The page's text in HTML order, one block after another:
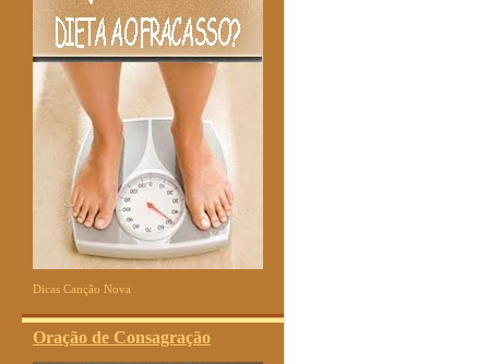
Dicas Canção Nova
Oração de Consagração